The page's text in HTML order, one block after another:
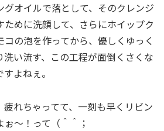
グオイルで落として、そのクレンジ
ために洗顔して、さらにホイップク
コの泡を作ってから、優しくゆっく
洗い流す、この工程が面倒くさくな
よねぇ。
れちゃってて、一刻も早くリビン
～！って（＾＾；